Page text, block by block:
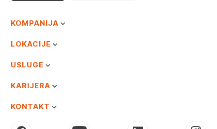
KOMPANIJA
LOKACIJE
USLUGE
KARIJERA
KONTAKT